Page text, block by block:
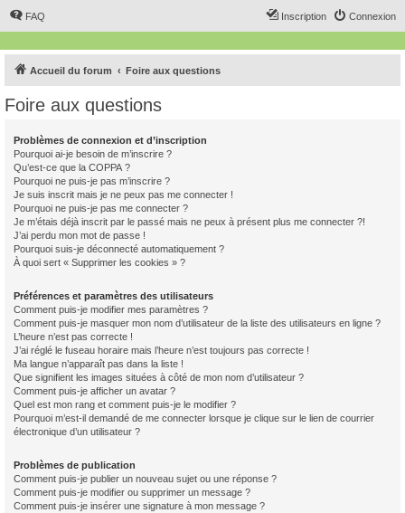
FAQ Connexion
Inscription
Accueil du forum Foire aux questions
Foire aux questions
Problèmes de connexion et d’inscription
Pourquoi ai-je besoin de m’inscrire ?
Qu’est-ce que la COPPA ?
Pourquoi ne puis-je pas m’inscrire ?
Je suis inscrit mais je ne peux pas me connecter !
Pourquoi ne puis-je pas me connecter ?
Je m’étais déjà inscrit par le passé mais ne peux à présent plus me connecter ?!
J’ai perdu mon mot de passe !
Pourquoi suis-je déconnecté automatiquement ?
À quoi sert « Supprimer les cookies » ?
Préférences et paramètres des utilisateurs
Comment puis-je modifier mes paramètres ?
Comment puis-je masquer mon nom d’utilisateur de la liste des utilisateurs en ligne ?
L’heure n’est pas correcte !
J’ai réglé le fuseau horaire mais l’heure n’est toujours pas correcte !
Ma langue n’apparaît pas dans la liste !
Que signifient les images situées à côté de mon nom d’utilisateur ?
Comment puis-je afficher un avatar ?
Quel est mon rang et comment puis-je le modifier ?
Pourquoi m’est-il demandé de me connecter lorsque je clique sur le lien de courrier
électronique d’un utilisateur ?
Problèmes de publication
Comment puis-je publier un nouveau sujet ou une réponse ?
Comment puis-je modifier ou supprimer un message ?
Comment puis-je insérer une signature à mon message ?